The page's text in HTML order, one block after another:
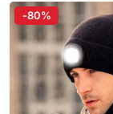
-80%